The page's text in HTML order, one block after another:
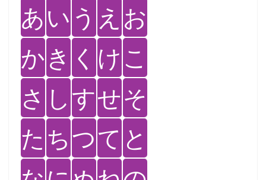
あい う え お
かき く けこ
さ しすせそ
た ちつて と